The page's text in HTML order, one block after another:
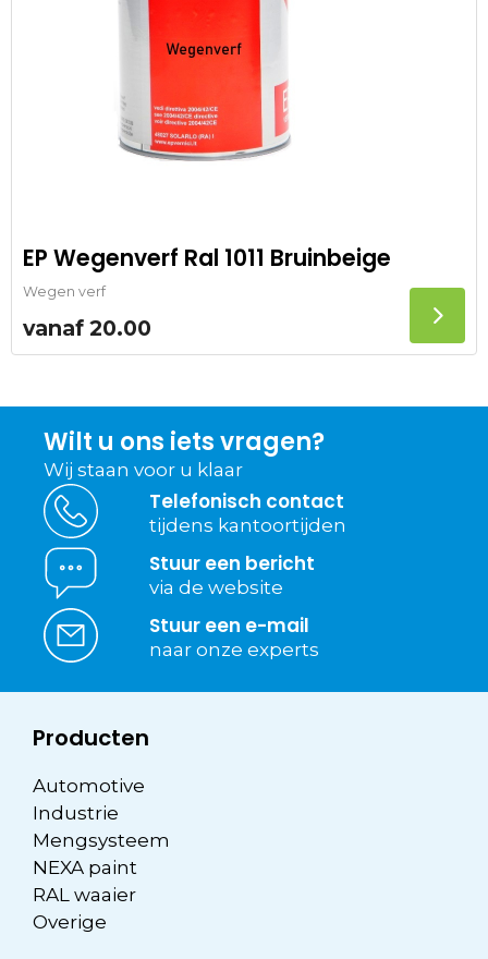
EP Wegenverf Ral 1011 Bruinbeige
Wegen verf
vanaf 20.00
Wilt u ons iets vragen?
Wij staan voor u klaar
Telefonisch contact
tijdens kantoortijden
Stuur een bericht
via de website
Stuur een e-mail
naar onze experts
Producten
Automotive
Industrie
Mengsysteem
NEXA paint
RAL waaier
Overige